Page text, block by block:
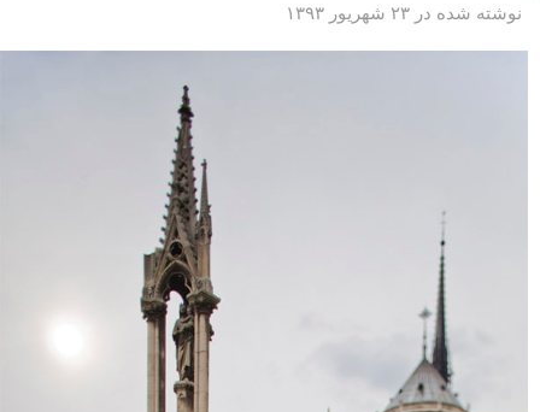
نوشته شده در ۲۳ شهریور ۱۳۹۳